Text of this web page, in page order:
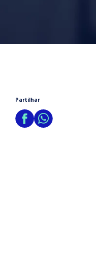
Partilhar